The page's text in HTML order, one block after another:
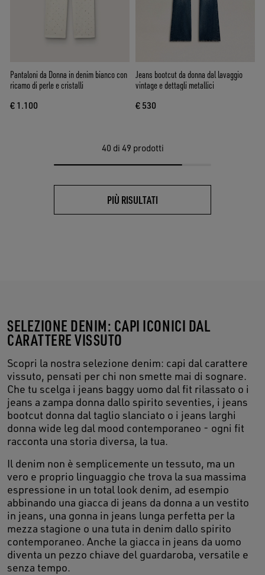
Pantaloni da Donna in denim bianco con
ricamo di perle e cristalli
€ 1.100
Jeans bootcut da donna dal lavaggio
vintage e dettagli metallici
€ 530
40 di 49 prodotti
PIÙ RISULTATI
SELEZIONE DENIM: CAPI ICONICI DAL
CARATTERE VISSUTO
Scopri la nostra selezione denim: capi dal carattere
vissuto, pensati per chi non smette mai di sognare.
Che tu scelga i jeans baggy uomo dal fit rilassato o i
jeans a zampa donna dallo spirito seventies, i jeans
bootcut donna dal taglio slanciato o i jeans larghi
donna wide leg dal mood contemporaneo - ogni fit
racconta una storia diversa, la tua.
Il denim non è semplicemente un tessuto, ma un
vero e proprio linguaggio che trova la sua massima
espressione in un total look denim, ad esempio
abbinando una giacca di jeans da donna a un vestito
in jeans, una gonna in jeans lunga perfetta per la
mezza stagione o una tuta in denim dallo spirito
contemporaneo. Anche la giacca in jeans da uomo
diventa un pezzo chiave del guardaroba, versatile e
senza tempo.